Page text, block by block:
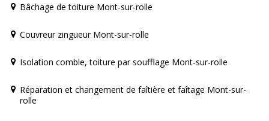
Bâchage de toiture Mont-sur-rolle
Couvreur zingueur Mont-sur-rolle
Isolation comble, toiture par soufflage Mont-sur-rolle
Réparation et changement de faîtière et faîtage Mont-sur-
rolle